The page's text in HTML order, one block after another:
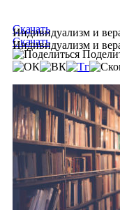
Индивидуализм и
Скачать
Индивидуализм и
Скачать